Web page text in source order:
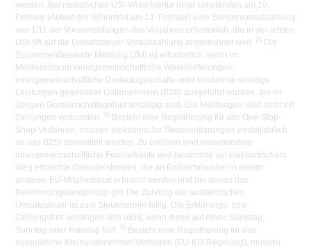
werden. Bei monatlichen USt-VA ist hierfür unter Umständen am 10.
Februar (Ablauf der Schonfrist am 13. Februar) eine Sondervorauszahlung
von 1/11 der Voranmeldungen des Vorjahres erforderlich, die in der letzten
USt-VA auf die Umsatzsteuer-Vorauszahlung angerechnet wird. 2) Die
Zusammenfassende Meldung (ZM) ist erforderlich, wenn im
Meldezeitraum innergemeinschaftliche Warenlieferungen,
innergemeinschaftliche Dreiecksgeschäfte oder bestimmte sonstige
Leistungen gegenüber Unternehmern (B2B) ausgeführt wurden, die im
übrigen Gemeinschaftsgebiet ansässig sind. Die Meldungen sind nicht mit
Zahlungen verbunden. 3) Besteht eine Registrierung für das One-Stop-
Shop-Verfahren, müssen elektronische Steuererklärungen vierteljährlich
an das BZSt übermittelt werden. Zu erklären sind insbesondere
innergemeinschaftliche Fernverkäufe und bestimmte auf elektronischem
Weg erbrachte Dienstleistungen, die an Endverbraucher in einem
anderen EU-Mitgliedstaat erbracht werden und bei denen das
Bestimmungslandprinzip gilt. Die Zahlung der ausländischen
Umsatzsteuer ist zum Steuertermin fällig. Die Erklärungs- bzw.
Zahlungsfrist verlängert sich nicht, wenn diese auf einen Samstag,
Sonntag oder Feiertag fällt. 4) Besteht eine Registrierung für das
europäische Kleinunternehmer-Verfahren (EU-KU-Regelung), müssen